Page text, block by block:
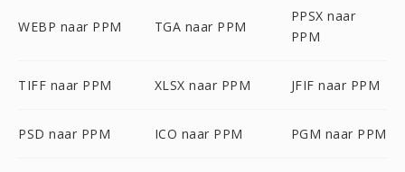
WEBP naar PPM TGA naar PPM
PPSX naar
PPM
TIFF naar PPM XLSX naar PPM JFIF naar PPM
PSD naar PPM ICO naar PPM PGM naar PPM